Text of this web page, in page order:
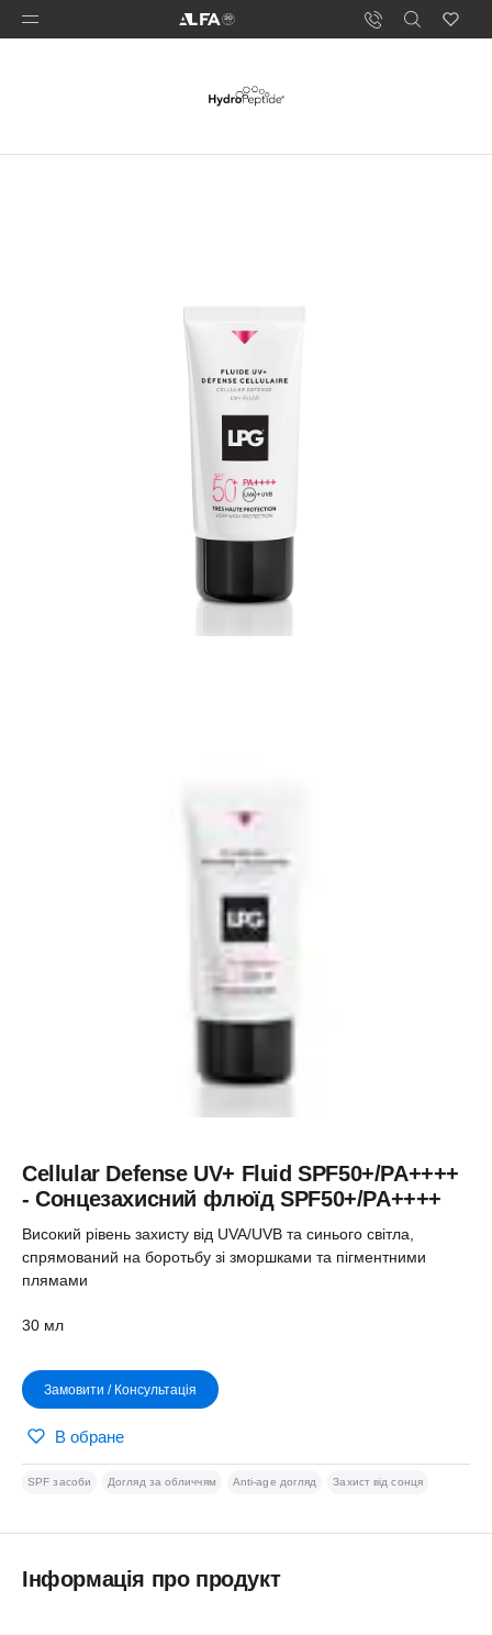
Cellular Defense UV+ Fluid SPF50+/PA++++
- Сонцезахисний флюїд SPF50+/PA++++
Високий рівень захисту від UVA/UVB та синього світла,
спрямований на боротьбу зі зморшками та пігментними
плямами
30 мл
Замовити / Консультація
В обране
SPF засоби Догляд за обличчям Anti-age догляд Захист від сонця
Інформація про продукт